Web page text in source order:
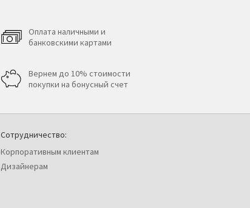
Оплата наличными и
банковскими картами
Вернем до 10% стоимости
покупки на бонусный счет
Сотрудничество:
Корпоративным клиентам
Дизайнерам